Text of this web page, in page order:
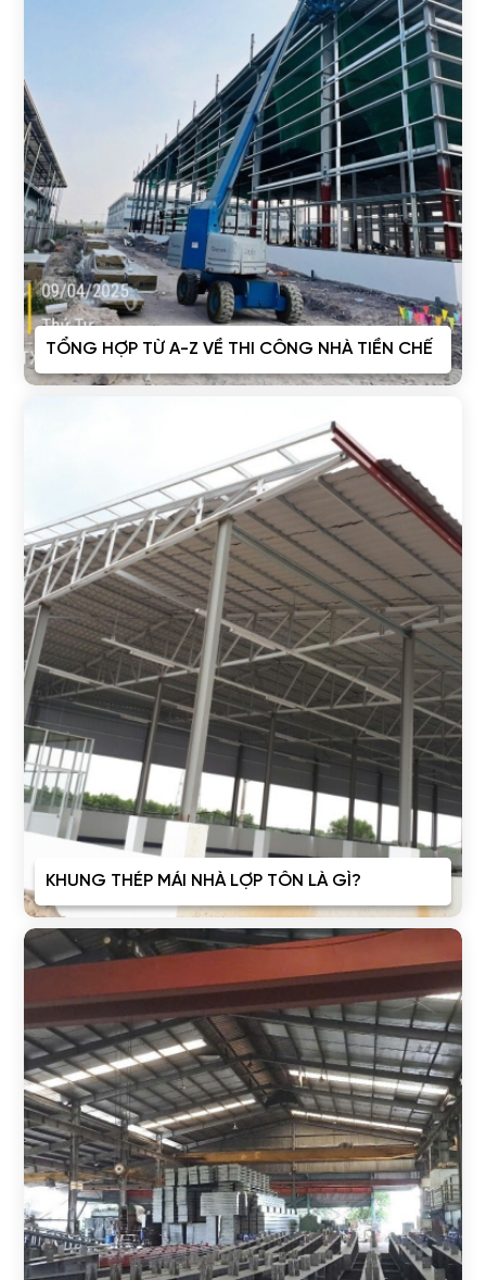
TỔNG HỢP TỪ A-Z VỀ THI CÔNG NHÀ TIỀN CHẾ
KHUNG THÉP MÁI NHÀ LỢP TÔN LÀ GÌ?